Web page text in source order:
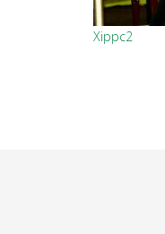
Xippc2